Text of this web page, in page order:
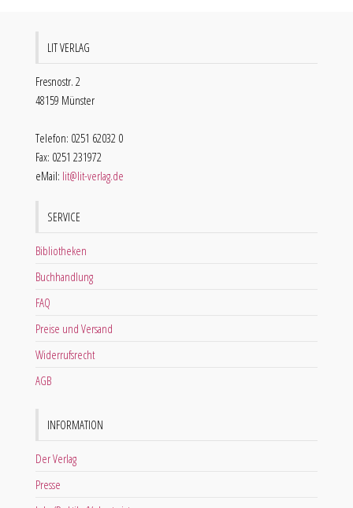
LIT VERLAG
Fresnostr. 2
48159 Münster
Telefon: 0251 62032 0
Fax: 0251 231972
eMail: lit@lit-verlag.de
SERVICE
Bibliotheken
Buchhandlung
FAQ
Preise und Versand
Widerrufsrecht
AGB
INFORMATION
Der Verlag
Presse